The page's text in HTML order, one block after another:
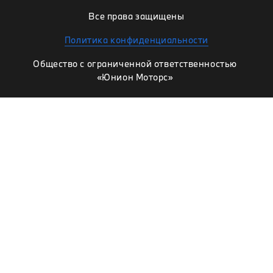
Все права защищены
Политика конфиденциальности
Общество с ограниченной ответственностью
«Юнион Моторс»